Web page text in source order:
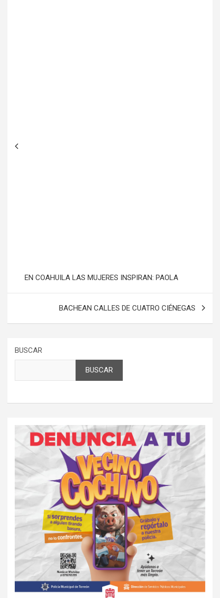
EN COAHUILA LAS MUJERES INSPIRAN: PAOLA
BACHEAN CALLES DE CUATRO CIÉNEGAS
BUSCAR
BUSCAR